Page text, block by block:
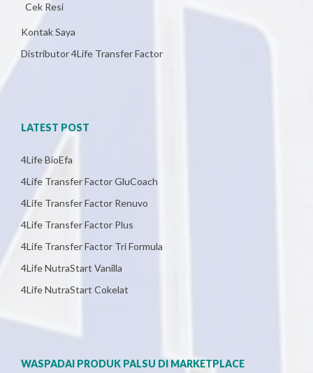
Cek Resi
Kontak Saya
Distributor 4Life Transfer Factor
LATEST POST
4Life BioEfa
4Life Transfer Factor GluCoach
4Life Transfer Factor Renuvo
4Life Transfer Factor Plus
4Life Transfer Factor Tri Formula
4Life NutraStart Vanilla
4Life NutraStart Cokelat
WASPADAI PRODUK PALSU DI MARKETPLACE